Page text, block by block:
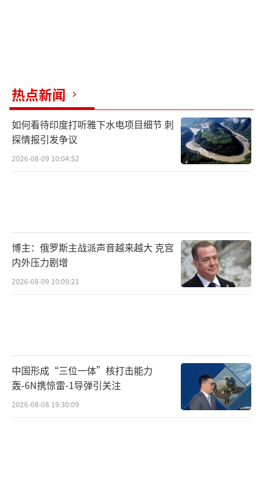
热点新闻
如何看待印度打听雅下水电项目细节 刺
探情报引发争议
2026-08-09 10:04:52
博主：俄罗斯主战派声音越来越大 克宫
内外压力剧增
2026-08-09 10:09:21
中国形成“三位一体”核打击能力
轰-6N携惊雷-1导弹引关注
2026-08-08 19:30:09